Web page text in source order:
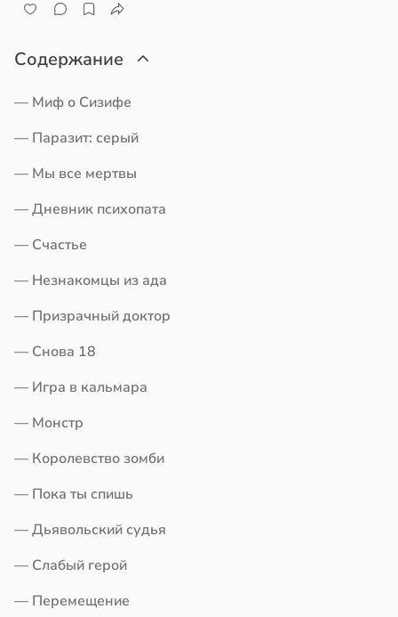
Содержание
— Миф о Сизифе
— Паразит: серый
— Мы все мертвы
— Дневник психопата
— Счастье
— Незнакомцы из ада
— Призрачный доктор
— Снова 18
— Игра в кальмара
— Монстр
— Королевство зомби
— Пока ты спишь
— Дьявольский судья
— Слабый герой
— Перемещение